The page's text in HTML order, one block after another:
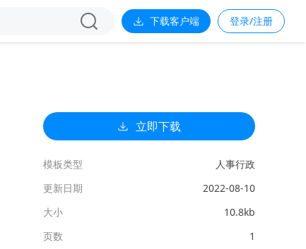
下载客户端 登录/注册
立即下载
模板类型
人事行政
更新日期
2022-08-10
大小
10.8kb
页数
1